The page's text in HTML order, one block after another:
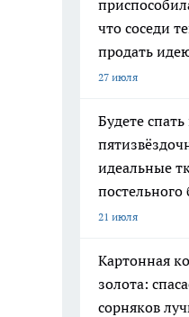
что соседи
продать
27 июля
Будете спать
идеальные
постельного
21 июля
Картонная
золота:
сорняков